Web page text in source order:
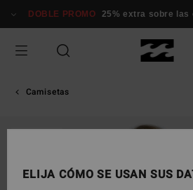
información
DOBLE PROMO 25% extra sobre las
Camisetas
ELIJA CÓMO SE USAN SUS